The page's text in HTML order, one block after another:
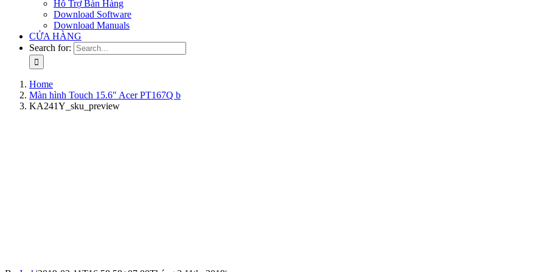
Hỗ Trợ Bán Hàng
Download Software
Download Manuals
CỬA HÀNG
Search for:
Home
Màn hình Touch 15.6″ Acer PT167Q b
KA241Y_sku_preview